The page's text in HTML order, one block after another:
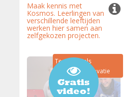
Maak kennis met
Kosmos. Leerlingen van
verschillende leeftijden
werken hier samen aan
zelfgekozen projecten.
Testimonials
Onderwijsinnovatie
Gratis
video!